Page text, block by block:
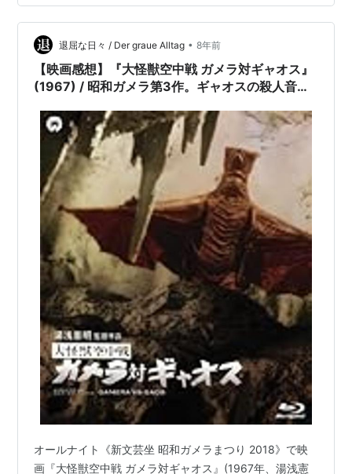
第２水俣病、 いずれも工場の廃水による公害問題です。
さらに、三重県四日市ぜんそく問題が提訴されていま
す。 国は公害対策基本法を制定し、公害問題に取り組む
ようになりました。 私は田舎に住んでおり、 まして小学
生だったので 実感と…
退屈な日々 / Der graue Alltag • 8年前
【映画感想】『大怪獣空中戦 ガメラ対ギャオス』
(1967) / 昭和ガメラ第3作。ギャオスの殺人音波
オールナイト《新文芸坐 昭和ガメラまつり 2018》で映
画『大怪獣空中戦 ガメラ対ギャオス』(1967年、湯浅憲